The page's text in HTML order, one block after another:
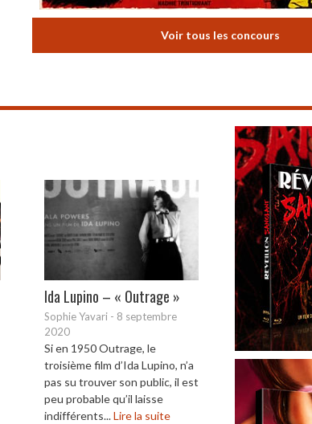
Voir tous les concours
Ida Lupino – « Outrage »
Sophie Yavari - 8 septembre
2020
Si en 1950 Outrage, le
troisième film d’Ida Lupino, n’a
pas su trouver son public, il est
peu probable qu’il laisse
indifférents...Lire la suite